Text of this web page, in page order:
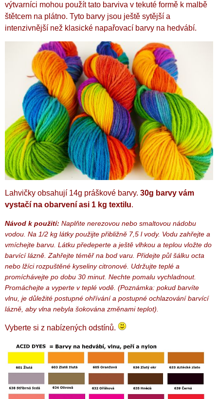
výtvarníci mohou použít tato barviva v tekuté formě k malbě
štětcem na plátno. Tyto barvy jsou ještě sytější a
intenzivnější než klasické napařovací barvy na hedvábí.
Lahvičky obsahují 14g práškové barvy. 30g barvy vám
vystačí na obarvení asi 1 kg textilu.
Návod k použití: Naplňte nerezovou nebo smaltovou nádobu
vodou. Na 1/2 kg látky použijte přibližně 7,5 l vody. Vodu zahřejte a
vmíchejte barvu. Látku předeperte a ještě vlhkou a teplou vložte do
barvící lázně. Zahřejte téměř na bod varu. Přidejte půl šálku octa
nebo lžíci rozpuštěné kyseliny citronové. Udržujte teplé a
promíchávejte po dobu 30 minut. Nechte pomalu vychladnout.
Promáchejte a vyperte v teplé vodě. (Poznámka: pokud barvíte
vlnu, je důležité postupné ohřívání a postupné ochlazování barvící
lázně, aby vlna nebyla šokována změnami teplot).
Vyberte si z nabízených odstínů.